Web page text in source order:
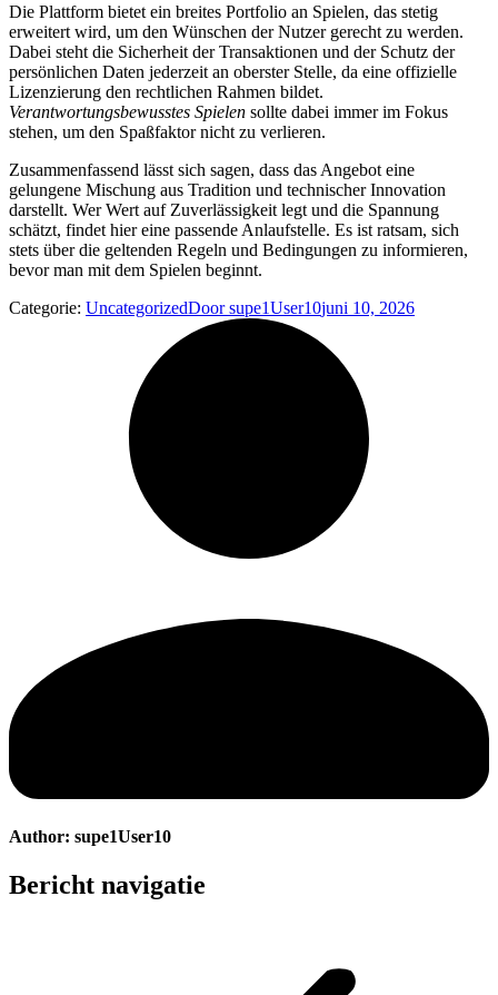
Die Plattform bietet ein breites Portfolio an Spielen, das stetig
erweitert wird, um den Wünschen der Nutzer gerecht zu werden.
Dabei steht die Sicherheit der Transaktionen und der Schutz der
persönlichen Daten jederzeit an oberster Stelle, da eine offizielle
Lizenzierung den rechtlichen Rahmen bildet.
Verantwortungsbewusstes Spielen sollte dabei immer im Fokus
stehen, um den Spaßfaktor nicht zu verlieren.
Zusammenfassend lässt sich sagen, dass das Angebot eine
gelungene Mischung aus Tradition und technischer Innovation
darstellt. Wer Wert auf Zuverlässigkeit legt und die Spannung
schätzt, findet hier eine passende Anlaufstelle. Es ist ratsam, sich
stets über die geltenden Regeln und Bedingungen zu informieren,
bevor man mit dem Spielen beginnt.
Categorie: UncategorizedDoorsupe1User10juni 10, 2026
Author: supe1User10
Bericht navigatie